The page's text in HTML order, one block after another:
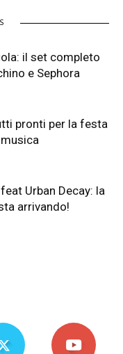
il set completo
e Sephora
pronti per la festa
Urban Decay: la
arrivando!